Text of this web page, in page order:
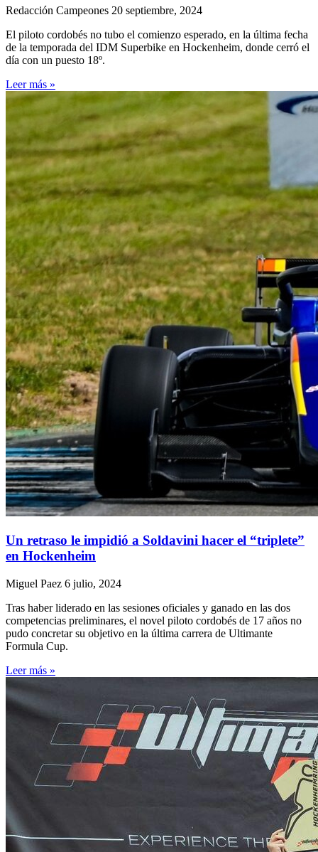
Redacción Campeones 20 septiembre, 2024
El piloto cordobés no tubo el comienzo esperado, en la última fecha
de la temporada del IDM Superbike en Hockenheim, donde cerró el
día con un puesto 18º.
Leer más »
Un retraso le impidió a Soldavini hacer el “triplete”
en Hockenheim
Miguel Paez 6 julio, 2024
Tras haber liderado en las sesiones oficiales y ganado en las dos
competencias preliminares, el novel piloto cordobés de 17 años no
pudo concretar su objetivo en la última carrera de Ultimante
Formula Cup.
Leer más »